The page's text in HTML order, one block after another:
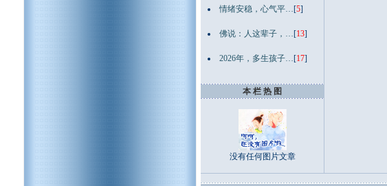
情绪安稳，心气平…[5]
佛说：人这辈子，…[13]
2026年，多生孩子…[17]
本 栏 热 图
没有任何图片文章